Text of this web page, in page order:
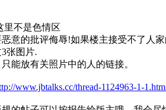
里不是色情区
意的批评侮辱!如果楼主接受不了人
张图片.
能放有关照片中的人的链接。
www.jbtalks.cc/thread-1124963-1-